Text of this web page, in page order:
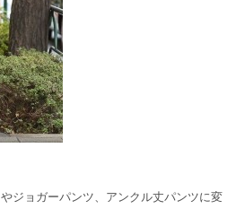
ジョガーパンツ、アンクル丈パンツに変